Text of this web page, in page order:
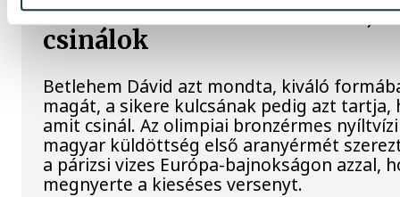
Betlehem Dávid: szeretem,
csinálok
Betlehem Dávid azt mondta, kiváló
magát, a sikere kulcsának pedig azt tartja,
amit csinál. Az olimpiai bronzérmes
magyar küldöttség első aranyérmét
a párizsi vizes Európa-bajnokságon azzal,
megnyerte a kieséses versenyt.